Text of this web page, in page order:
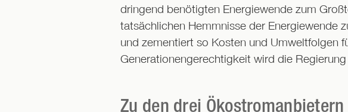
dringend benötigten Energiewende zum
tatsächlichen Hemmnisse der Energiewende
und zementiert so Kosten und Umweltfolgen
Generationengerechtigkeit wird die
Zu den drei Ökostromanbietern